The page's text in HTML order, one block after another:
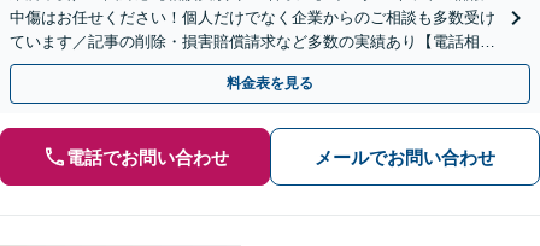
中傷はお任せください！個人だけでなく企業からのご相談も多数受け
ています／記事の削除・損害賠償請求など多数の実績あり【電話相談
可】【初回相談無料】【夜間休日面談可】
料金表を見る
電話でお問い合わせ メールでお問い合わせ